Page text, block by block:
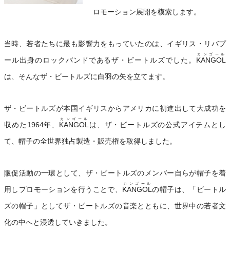
ロモーション展開を模索します。
当時、若者たちに最も影響力をもっていたのは、イギリス・リバプ
ール出身のロックバンドであるザ・ビートルズでした。 KANGOL
カンゴール
は、そんなザ・ビートルズに白羽の矢を立てます。
ザ・ビートルズが本国イギリスからアメリカに初進出して大成功を
収めた1964年、 KANGOL
カンゴール
は、ザ・ビートルズの公式アイテムとし
て、帽子の全世界独占製造・販売権を取得しました。
販促活動の一環として、ザ・ビートルズのメンバー自らが帽子を着
用しプロモーションを行うことで、 KANGOL
カンゴール
の帽子は、「ビートル
ズの帽子」としてザ・ビートルズの音楽とともに、世界中の若者文
化の中へと浸透していきました。